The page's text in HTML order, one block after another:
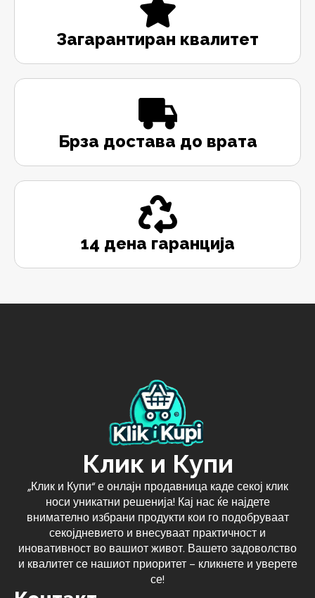
Загарантиран квалитет
Брза достава до врата
14 дена гаранција
Клик и Купи
„Клик и Купи“ е онлајн продавница каде секој клик
носи уникатни решенија! Кај нас ќе најдете
внимателно избрани продукти кои го подобруваат
секојдневието и внесуваат практичност и
иновативност во вашиот живот. Вашето задоволство
и квалитет се нашиот приоритет – кликнете и уверете
се!